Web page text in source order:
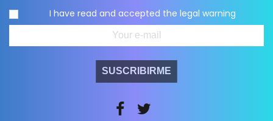
I have read and accepted the legal warning
SUSCRIBIRME